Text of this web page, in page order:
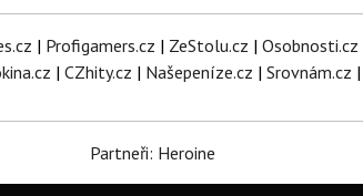
| Profigamers.cz | ZeStolu.cz | Osobnosti.cz
| CZhity.cz | Našepeníze.cz | Srovnám.cz |
Partneři: Heroine